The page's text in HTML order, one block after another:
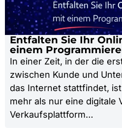
Entfalten Sie Ihr
einem
In einer Zeit, in der die
zwischen Kunde und
das Internet stattfindet,
mehr als nur eine digitale
Verkaufsplattform…